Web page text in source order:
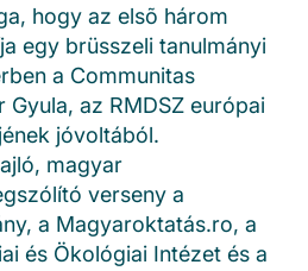
hogy az elsõ három
egy brüsszeli tanulmányi
a Communitas
Gyula, az RMDSZ európai
jóvoltából.
magyar
verseny a
a Magyaroktatás.ro, a
és Ökológiai Intézet és a